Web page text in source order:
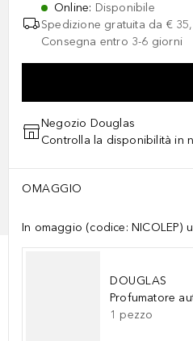
Online: Disponibile
Spedizione gratuita da €
Consegna entro 3-6 giorni
Negozio Douglas
Controlla la disponibilità in
OMAGGIO
In omaggio (codice:
DOUGLAS
Profumatore
1 pezzo